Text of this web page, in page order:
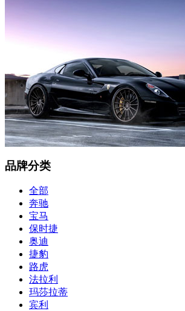
品牌分类
全部
奔驰
宝马
保时捷
奥迪
捷豹
路虎
法拉利
玛莎拉蒂
宾利